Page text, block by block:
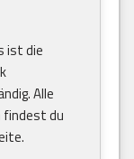
ist die
Alle
findest du